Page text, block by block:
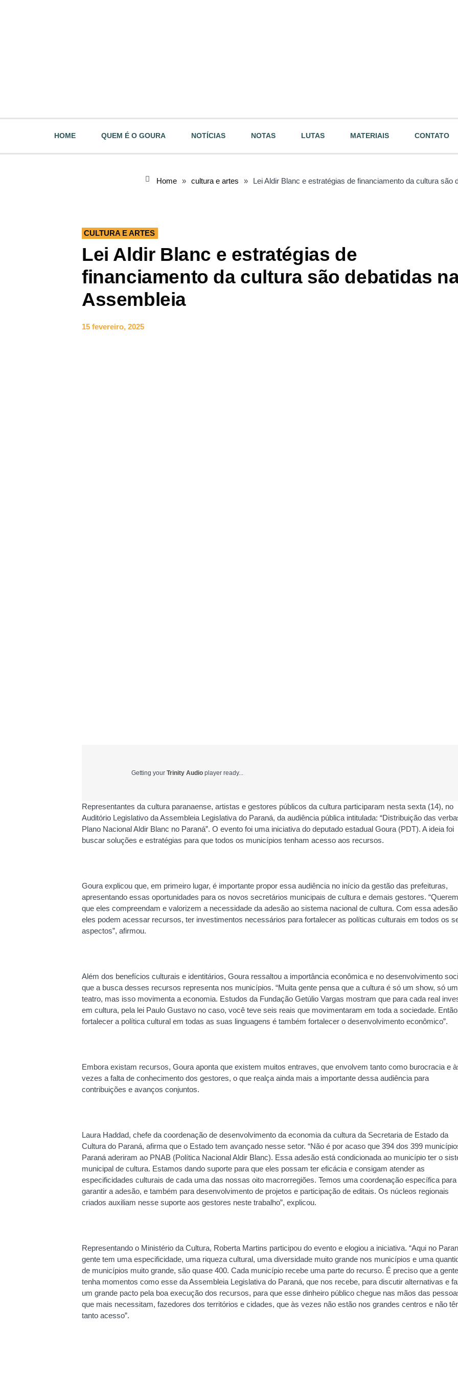
HOME QUEM É O GOURA NOTÍCIAS NOTAS LUTAS MATERIAIS CONTATO
Home » cultura e artes » Lei Aldir Blanc e estratégias de financiamento da cultura são
CULTURA E ARTES
Lei Aldir Blanc e estratégias de
financiamento da cultura são debatidas
Assembleia
15 fevereiro, 2025
Getting your Trinity Audio player ready...
Representantes da cultura paranaense, artistas e gestores públicos da cultura participaram nesta sexta (14), no
Auditório Legislativo da Assembleia Legislativa do Paraná, da audiência pública intitulada: “Distribuição das
Plano Nacional Aldir Blanc no Paraná”. O evento foi uma iniciativa do deputado estadual Goura (PDT). A ideia foi
buscar soluções e estratégias para que todos os municípios tenham acesso aos recursos.
Goura explicou que, em primeiro lugar, é importante propor essa audiência no início da gestão das prefeituras,
apresentando essas oportunidades para os novos secretários municipais de cultura e demais gestores.
que eles compreendam e valorizem a necessidade da adesão ao sistema nacional de cultura. Com essa
eles podem acessar recursos, ter investimentos necessários para fortalecer as políticas culturais em todos os
aspectos”, afirmou.
Além dos benefícios culturais e identitários, Goura ressaltou a importância econômica e no desenvolvimento
que a busca desses recursos representa nos municípios. “Muita gente pensa que a cultura é só um show, só um
teatro, mas isso movimenta a economia. Estudos da Fundação Getúlio Vargas mostram que para cada real
em cultura, pela lei Paulo Gustavo no caso, você teve seis reais que movimentaram em toda a sociedade.
fortalecer a política cultural em todas as suas linguagens é também fortalecer o desenvolvimento econômico”.
Embora existam recursos, Goura aponta que existem muitos entraves, que envolvem tanto como burocracia e
vezes a falta de conhecimento dos gestores, o que realça ainda mais a importante dessa audiência para
contribuições e avanços conjuntos.
Laura Haddad, chefe da coordenação de desenvolvimento da economia da cultura da Secretaria de Estado da
Cultura do Paraná, afirma que o Estado tem avançado nesse setor. “Não é por acaso que 394 dos 399
Paraná aderiram ao PNAB (Política Nacional Aldir Blanc). Essa adesão está condicionada ao município ter o
municipal de cultura. Estamos dando suporte para que eles possam ter eficácia e consigam atender as
especificidades culturais de cada uma das nossas oito macrorregiões. Temos uma coordenação específica para
garantir a adesão, e também para desenvolvimento de projetos e participação de editais. Os núcleos regionais
criados auxiliam nesse suporte aos gestores neste trabalho”, explicou.
Representando o Ministério da Cultura, Roberta Martins participou do evento e elogiou a iniciativa. “Aqui no
gente tem uma especificidade, uma riqueza cultural, uma diversidade muito grande nos municípios e uma
de municípios muito grande, são quase 400. Cada município recebe uma parte do recurso. É preciso que a gente
tenha momentos como esse da Assembleia Legislativa do Paraná, que nos recebe, para discutir alternativas e
um grande pacto pela boa execução dos recursos, para que esse dinheiro público chegue nas mãos das
que mais necessitam, fazedores dos territórios e cidades, que às vezes não estão nos grandes centros e não
tanto acesso”.